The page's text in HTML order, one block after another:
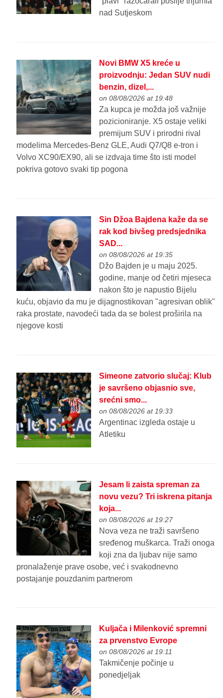
nad Sutjeskom
Novi BMW X5 kreće u
proizvodnju: Jedan SUV nudi
benzin, dizel,...
on 08/08/2026 at 19:48
Za kupca je možda još važnije
pozicioniranje. X5 ostaje veliki
premijum SUV i prirodni rival
modelima Mercedes-Benz GLE, Audi Q7/Q8 e-tron i
Volvo XC90/EX90, ali se izdvaja time što isti model
pokriva gotovo svaki tip pogona
Sin Džoa Bajdena kaže da se
rak kod bivšeg predsjednika
SAD...
on 08/08/2026 at 19:35
Džo Bajden je u maju 2025.
godine, manje od četiri mjeseca
nakon što je napustio Bijelu
kuću, objavio da mu je dijagnostikovan "agresivan oblik"
raka prostate, navodeći tada da se bolest proširila na
njegove kosti
Simeone zatvorio slučaj: Klub
je savršeno objasnio sve,
srećni smo...
on 08/08/2026 at 19:33
Argentinac izgleda ostaje u
Atletiku
Jesam li zaista spreman za
novu vezu? Tri iskrena pitanja
koja...
on 08/08/2026 at 19:27
Nova veza ne traži savršeno
sređenog muškarca. Traži onoga
koji zna da ljubav nije samo
pronalaženje prave osobe, već i svakodnevno
postajanje pouzdanim partnerom
Kuljača i Milenković spremni
za prvenstvo Evrope
on 08/08/2026 at 19:11
Takmičenje počinje u
ponedjeljak